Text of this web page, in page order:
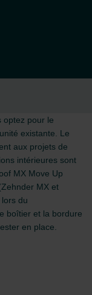
optez pour le
existante. Le
aux projets de
intérieures sont
MX Move Up
MX et
du
boîtier et la bordure
en place.